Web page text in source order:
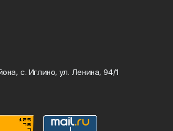
с. Иглино, ул. Ленина, 94/1